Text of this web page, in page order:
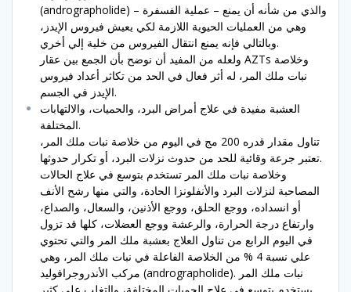
(andrographolide) والذي من شأنه أن يمنع – عملية الفسفرة –
وهي من العمليات الحيوية اللازمة لكي يعيش فيروس الإيدز،
وبالتالي فإنه يمنع انتقال الفيروس من خلية إلي أخري.
ولعله من المفيد أن نوضح بأن الجمع بين عقار AZTs وخلاصة
نبات ملك المر، له أثر فعال في الحد من تكاثر أعداد فيروس
الإيدز في الجسم.
العشبة مفيدة في علاج أمراض البرد، والحميات، والالتهابات
المختلفة.
تناول مقدار قدره 200 مج في اليوم من خلاصة نبات ملك المر،
تعتبر جرعة وقائية للحد من حدوث نزلات البرد، أو تكرار حدوثها.
وخلاصة نبات ملك المر تستخدم بتوسع في علاج الحالات
المصاحبة لنزلات البرد والأنفلونزا الحادة، والتي منها رشح الأنف
أو انسداده، ووجع الحلق، ووجع الأذنين، والسعال، والصداع،
وارتفاع درجة الحرارة، والرعشة ووجع العضلات، كلها قد تزول
في اليوم الرابع من تناول العلاج بعشبة ملك المر والتي تحتوي
علي نسبة 4 % من الخلاصة الفاعلة في نبات ملك المر، وهي
مركب الأندروجرافوليد (andrographolide).